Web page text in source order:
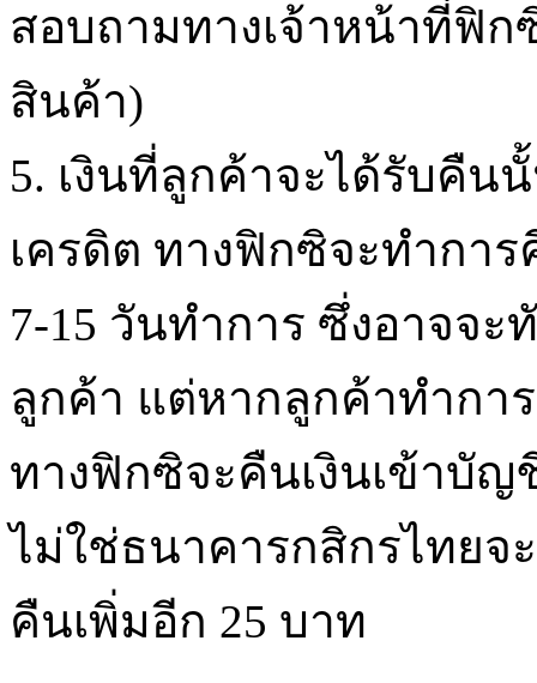
สอบถามทางเจ้าหน้าที่ฟิก
สินค้า)
5. เงินที่ลูกค้าจะได้รับคืน
เครดิต ทางฟิกซิจะทำกา
7-15 วันทำการ ซึ่งอาจจ
ลูกค้า แต่หากลูกค้าทำกา
ทางฟิกซิจะคืนเงินเข้าบั
ไม่ใช่ธนาคารกสิกรไทยจ
คืนเพิ่มอีก 25 บาท